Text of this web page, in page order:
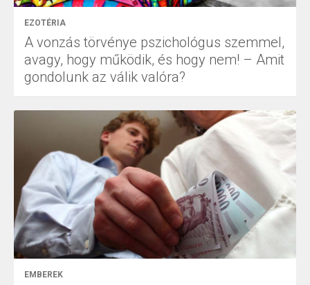
EZOTÉRIA
A vonzás törvénye pszichológus szemmel,
avagy, hogy működik, és hogy nem! – Amit
gondolunk az válik valóra?
EMBEREK